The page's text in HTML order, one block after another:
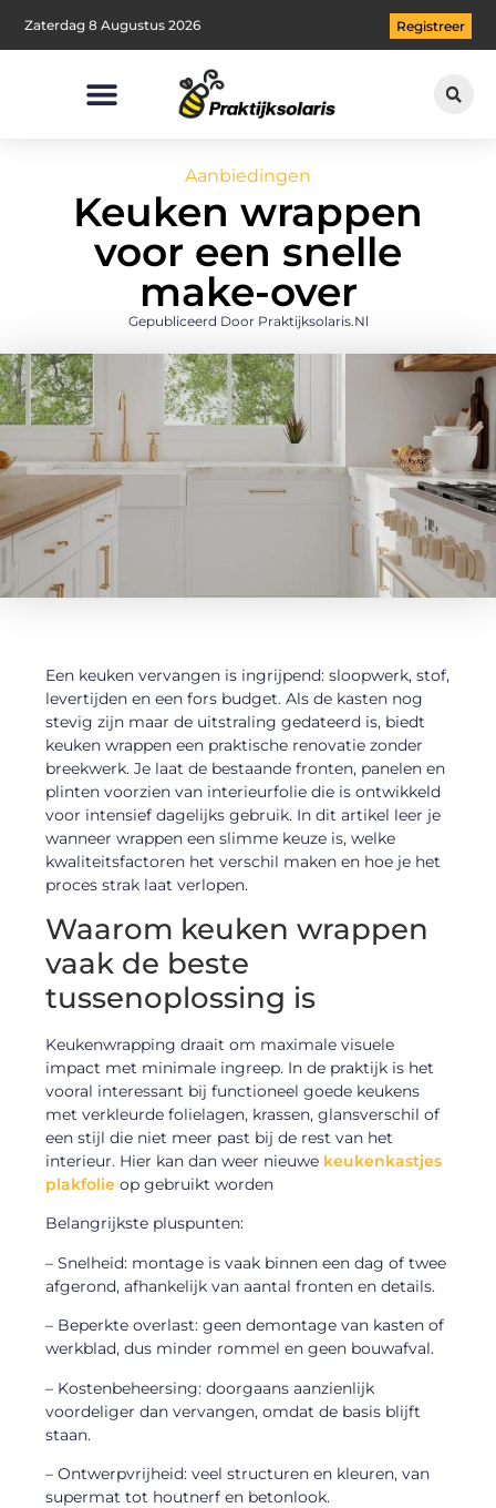
Zaterdag 8 Augustus 2026 Registreer
Aanbiedingen
Keuken wrappen
voor een snelle
make-over
Gepubliceerd Door Praktijksolaris.nl
Een keuken vervangen is ingrijpend: sloopwerk, stof,
levertijden en een fors budget. Als de kasten nog
stevig zijn maar de uitstraling gedateerd is, biedt
keuken wrappen een praktische renovatie zonder
breekwerk. Je laat de bestaande fronten, panelen en
plinten voorzien van interieurfolie die is ontwikkeld
voor intensief dagelijks gebruik. In dit artikel leer je
wanneer wrappen een slimme keuze is, welke
kwaliteitsfactoren het verschil maken en hoe je het
proces strak laat verlopen.
Waarom keuken wrappen
vaak de beste
tussenoplossing is
Keukenwrapping draait om maximale visuele
impact met minimale ingreep. In de praktijk is het
vooral interessant bij functioneel goede keukens
met verkleurde folielagen, krassen, glansverschil of
een stijl die niet meer past bij de rest van het
interieur. Hier kan dan weer nieuwe keukenkastjes
plakfolie op gebruikt worden
Belangrijkste pluspunten:
– Snelheid: montage is vaak binnen een dag of twee
afgerond, afhankelijk van aantal fronten en details.
– Beperkte overlast: geen demontage van kasten of
werkblad, dus minder rommel en geen bouwafval.
– Kostenbeheersing: doorgaans aanzienlijk
voordeliger dan vervangen, omdat de basis blijft
staan.
– Ontwerpvrijheid: veel structuren en kleuren, van
supermat tot houtnerf en betonlook.